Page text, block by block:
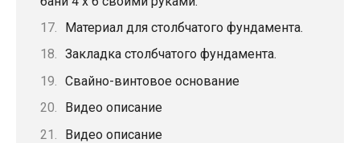
Материал для столбчатого фундамента.
Закладка столбчатого фундамента.
Свайно-винтовое основание
Видео описание
Видео описание